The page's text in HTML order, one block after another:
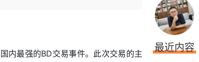
内最强的BD交易事件。此次交易的主
最近内容